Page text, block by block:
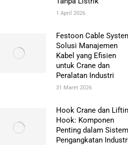
1 April 2026
Festoon Cable
Solusi Manajemen
Kabel yang Efisien
untuk Crane dan
Peralatan Industri
31 Maret 2026
Hook Crane dan
Hook: Komponen
Penting dalam Sistem
Pengangkatan